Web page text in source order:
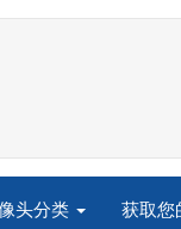
头分类 获取您